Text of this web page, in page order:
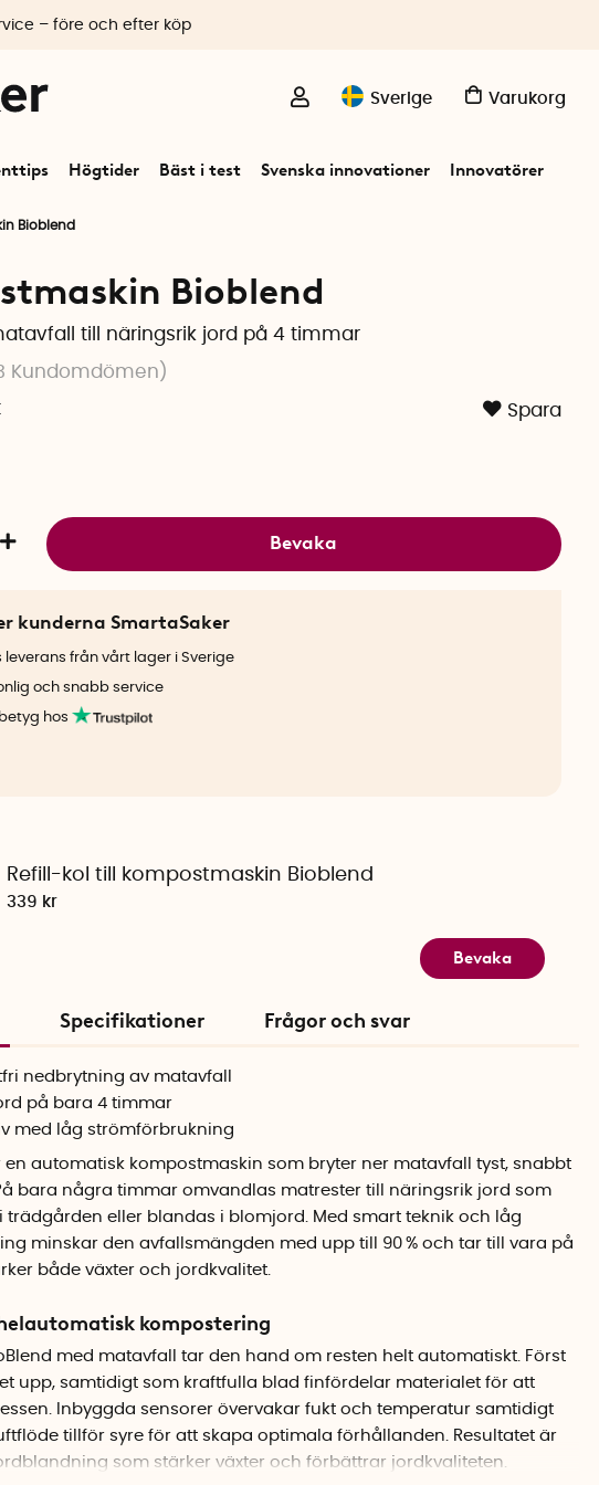
Sverige Varukorg
Högtider Bäst i test Svenska innovationer Innovatörer
– före och efter köp
Bioblend
Bioblend
till näringsrik jord på 4 timmar
Kundomdömen )
Spara
Bevaka
kunderna SmartaSaker
leverans från vårt lager i Sverige
och snabb service
hos
Refill-kol till kompostmaskin Bioblend
339 kr
Bevaka
Specifikationer Frågor och svar
nedbrytning av matavfall
på bara 4 timmar
med låg strömförbrukning
en automatisk kompostmaskin som bryter ner matavfall tyst, snabbt
bara några timmar omvandlas matrester till näringsrik jord som
trädgården eller blandas i blomjord. Med smart teknik och låg
minskar den avfallsmängden med upp till 90 % och tar till vara på
både växter och jordkvalitet.
kompostering
med matavfall tar den hand om resten helt automatiskt. Först
upp, samtidigt som kraftfulla blad finfördelar materialet för att
Inbyggda sensorer övervakar fukt och temperatur samtidigt
tillför syre för att skapa optimala förhållanden. Resultatet är
som stärker växter och förbättrar jordkvaliteten.